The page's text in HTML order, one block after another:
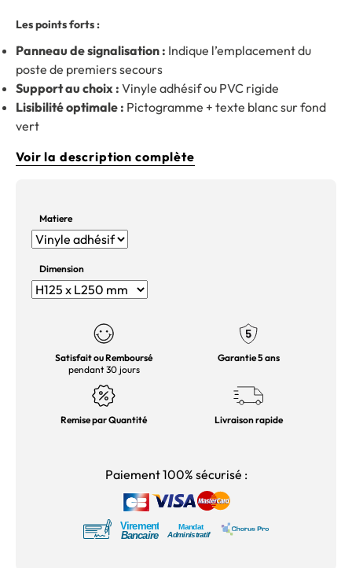
Les points forts :
Panneau de signalisation : Indique l’emplacement du
poste de premiers secours
Support au choix : Vinyle adhésif ou PVC rigide
Lisibilité optimale : Pictogramme + texte blanc sur fond
vert
Voir la description complète
Matiere
Dimension
Satisfait ou Remboursé
pendant 30 jours
Garantie 5 ans
Remise par Quantité Livraison rapide
Paiement 100% sécurisé :